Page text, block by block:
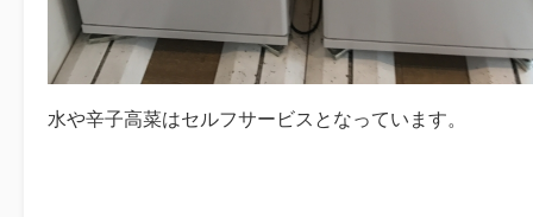
水や辛子高菜はセルフサービスとなっています。